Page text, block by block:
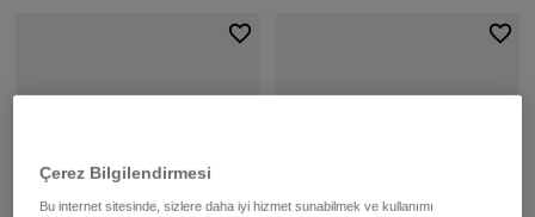
Çerez Bilgilendirmesi
Bu internet sitesinde, sizlere daha iyi hizmet sunabilmek ve kullanımı